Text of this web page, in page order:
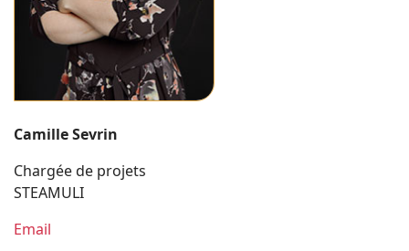
Camille Sevrin
Chargée de projets
STEAMULI
Email